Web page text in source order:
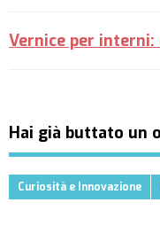
Vernice per
Hai già buttato un
Curiosità e Innovazione